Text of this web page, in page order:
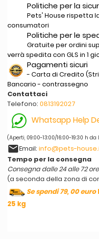
Politiche per la
Pets' House rispetta
consumatori
Politiche per le
Gratuite per ordini
verrà spedita con GLS in 1
Pagamenti sicuri
- Carta di Credito
Bancario - contrassegno
Contattaci
Telefono: 0813192027
Whatsapp Help
(Aperti, 09:00-13:00/16:00-19:30 h da
emailEmail: info@pets-
Tempo per la consegna
Consegna dalle 24 alle 72
(a seconda della zona di
Se spendi 79, 00 euro
25 kg